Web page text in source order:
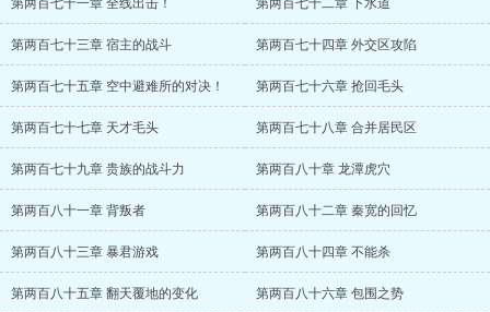
第两百七十一章 全线出击！ 第两百七十二章 下水道
第两百七十三章 宿主的战斗 第两百七十四章 外交区攻陷
第两百七十五章 空中避难所的对决！ 第两百七十六章 抢回毛头
第两百七十七章 天才毛头 第两百七十八章 合并居民区
第两百七十九章 贵族的战斗力 第两百八十章 龙潭虎穴
第两百八十一章 背叛者 第两百八十二章 秦宽的回忆
第两百八十三章 暴君游戏 第两百八十四章 不能杀
第两百八十五章 翻天覆地的变化 第两百八十六章 包围之势